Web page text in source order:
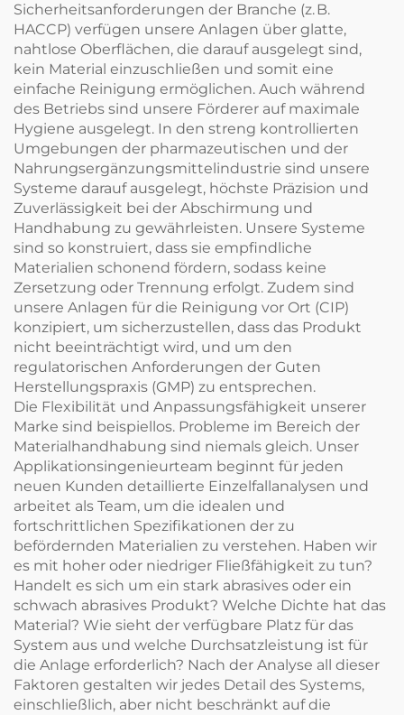
Sicherheitsanforderungen der Branche (z. B.
HACCP) verfügen unsere Anlagen über glatte,
nahtlose Oberflächen, die darauf ausgelegt sind,
kein Material einzuschließen und somit eine
einfache Reinigung ermöglichen. Auch während
des Betriebs sind unsere Förderer auf maximale
Hygiene ausgelegt. In den streng kontrollierten
Umgebungen der pharmazeutischen und der
Nahrungsergänzungsmittelindustrie sind unsere
Systeme darauf ausgelegt, höchste Präzision und
Zuverlässigkeit bei der Abschirmung und
Handhabung zu gewährleisten. Unsere Systeme
sind so konstruiert, dass sie empfindliche
Materialien schonend fördern, sodass keine
Zersetzung oder Trennung erfolgt. Zudem sind
unsere Anlagen für die Reinigung vor Ort (CIP)
konzipiert, um sicherzustellen, dass das Produkt
nicht beeinträchtigt wird, und um den
regulatorischen Anforderungen der Guten
Herstellungspraxis (GMP) zu entsprechen.
Die Flexibilität und Anpassungsfähigkeit unserer
Marke sind beispiellos. Probleme im Bereich der
Materialhandhabung sind niemals gleich. Unser
Applikationsingenieurteam beginnt für jeden
neuen Kunden detaillierte Einzelfallanalysen und
arbeitet als Team, um die idealen und
fortschrittlichen Spezifikationen der zu
befördernden Materialien zu verstehen. Haben wir
es mit hoher oder niedriger Fließfähigkeit zu tun?
Handelt es sich um ein stark abrasives oder ein
schwach abrasives Produkt? Welche Dichte hat das
Material? Wie sieht der verfügbare Platz für das
System aus und welche Durchsatzleistung ist für
die Anlage erforderlich? Nach der Analyse all dieser
Faktoren gestalten wir jedes Detail des Systems,
einschließlich, aber nicht beschränkt auf die